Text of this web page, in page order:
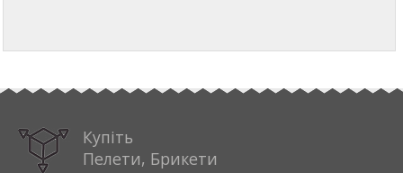
Купіть
Пелети, Брикети